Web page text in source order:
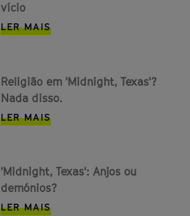
vício
LER MAIS
Religião em 'Midnight, Texas'?
Nada disso.
LER MAIS
'Midnight, Texas': Anjos ou
demónios?
LER MAIS